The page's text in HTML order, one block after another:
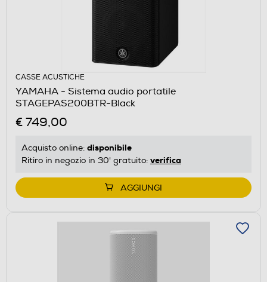
CASSE ACUSTICHE
YAMAHA - Sistema audio portatile
STAGEPAS200BTR-Black
€ 749,00
Acquisto online: disponibile
Ritiro in negozio in 30' gratuito: verifica
AGGIUNGI